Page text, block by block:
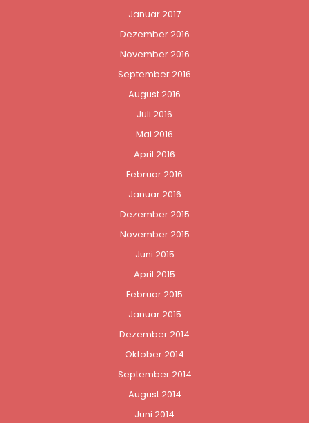
Januar 2017
Dezember 2016
November 2016
September 2016
August 2016
Juli 2016
Mai 2016
April 2016
Februar 2016
Januar 2016
Dezember 2015
November 2015
Juni 2015
April 2015
Februar 2015
Januar 2015
Dezember 2014
Oktober 2014
September 2014
August 2014
Juni 2014